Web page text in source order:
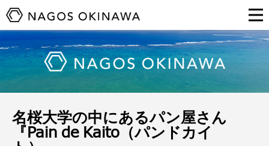
名桜大学の中にあるパン屋さん
『Pain de Kaito（パンドカイ